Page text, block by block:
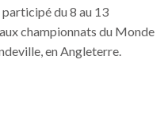
participé du 8 au 13
championnats du Monde
en Angleterre.